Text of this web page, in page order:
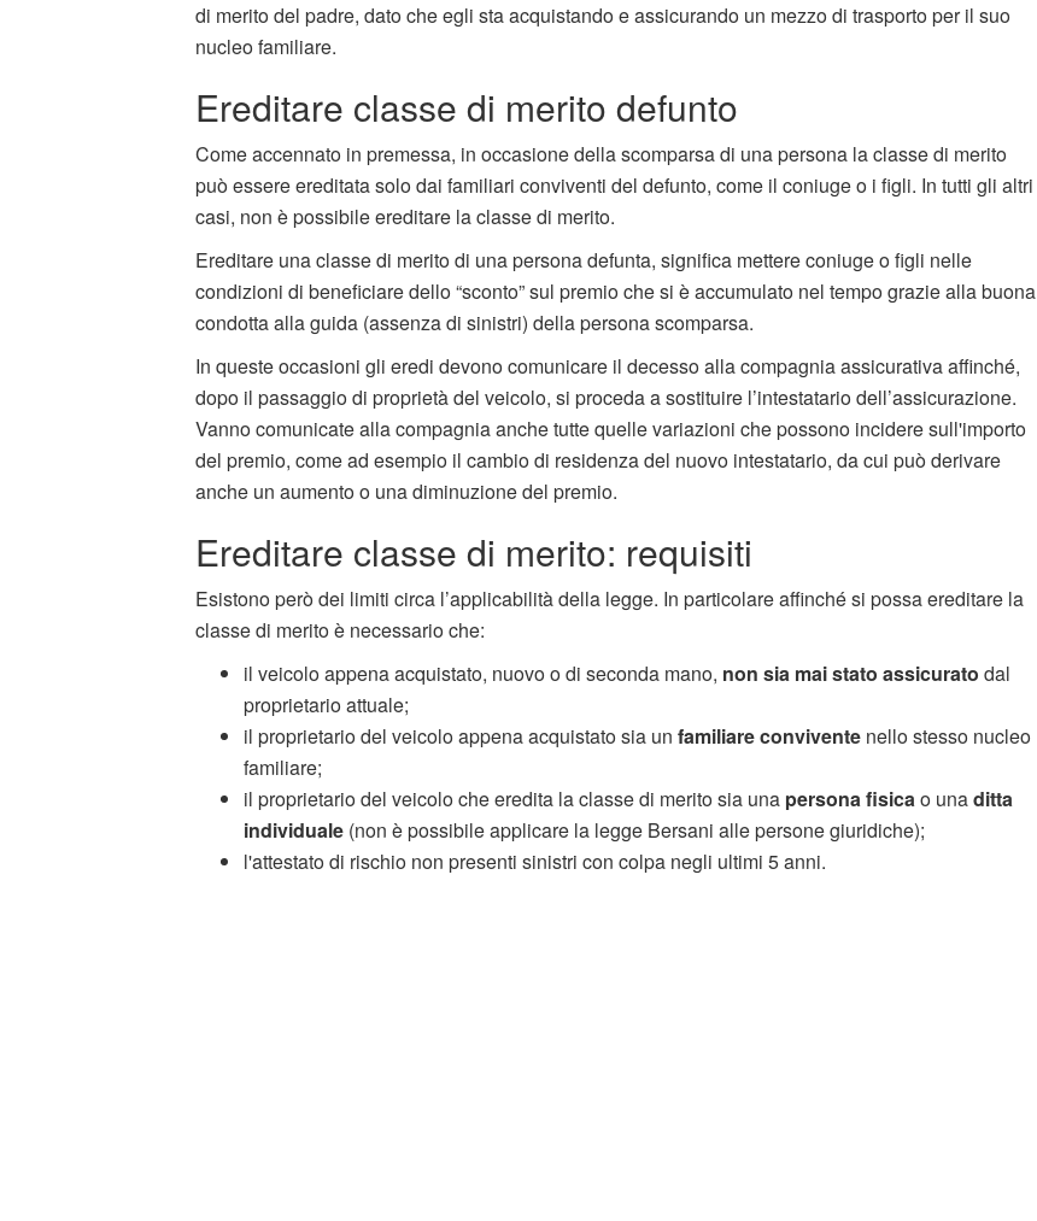
di merito del padre, dato che egli sta acquistando e assicurando un mezzo di trasporto per il suo
nucleo familiare.
Ereditare classe di merito defunto
Come accennato in premessa, in occasione della scomparsa di una persona la classe di merito
può essere ereditata solo dai familiari conviventi del defunto, come il coniuge o i figli. In tutti gli altri
casi, non è possibile ereditare la classe di merito.
Ereditare una classe di merito di una persona defunta, significa mettere coniuge o figli nelle
condizioni di beneficiare dello “sconto” sul premio che si è accumulato nel tempo grazie alla buona
condotta alla guida (assenza di sinistri) della persona scomparsa.
In queste occasioni gli eredi devono comunicare il decesso alla compagnia assicurativa affinché,
dopo il passaggio di proprietà del veicolo, si proceda a sostituire l’intestatario dell’assicurazione.
Vanno comunicate alla compagnia anche tutte quelle variazioni che possono incidere sull'importo
del premio, come ad esempio il cambio di residenza del nuovo intestatario, da cui può derivare
anche un aumento o una diminuzione del premio.
Ereditare classe di merito: requisiti
Esistono però dei limiti circa l’applicabilità della legge. In particolare affinché si possa ereditare la
classe di merito è necessario che:
il veicolo appena acquistato, nuovo o di seconda mano, non sia mai stato assicurato dal
proprietario attuale;
il proprietario del veicolo appena acquistato sia un familiare convivente nello stesso nucleo
familiare;
il proprietario del veicolo che eredita la classe di merito sia una persona fisica o unaditta
individuale (non è possibile applicare la legge Bersani alle persone giuridiche);
l'attestato di rischio non presenti sinistri con colpa negli ultimi 5 anni.